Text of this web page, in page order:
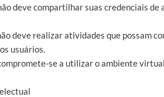
deve compartilhar suas credenciais
deve realizar atividades que possam
usuários.
se a utilizar o ambiente